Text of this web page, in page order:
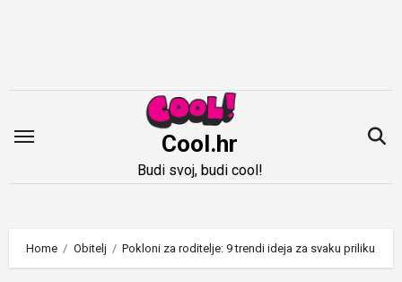
Cool.hr
Budi svoj, budi cool!
Home Obitelj Pokloni za roditelje: 9 trendi ideja za svaku priliku